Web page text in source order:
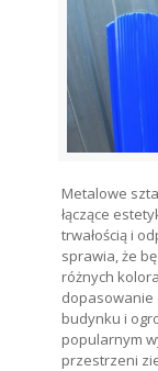
Metalowe
łączące
trwałością i
sprawia, że
różnych
dopasowanie
budynku i
popularnym
przestrzeni